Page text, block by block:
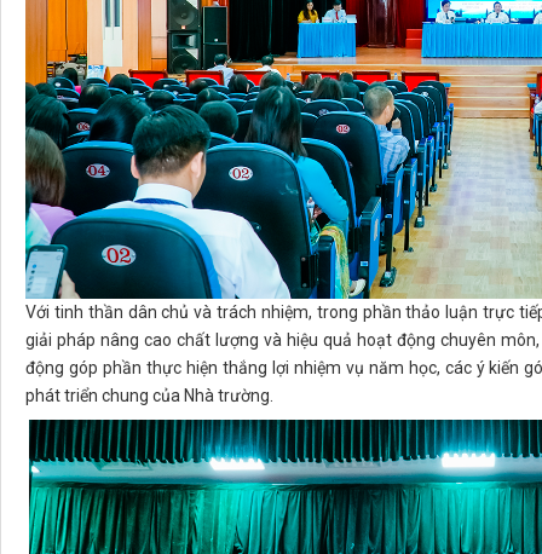
Với tinh thần dân chủ và trách nhiệm, trong phần thảo luận trực
giải pháp nâng cao chất lượng và hiệu quả hoạt động chuyên
động góp phần thực hiện thắng lợi nhiệm vụ năm học, các ý kiến
phát triển chung của Nhà trường.